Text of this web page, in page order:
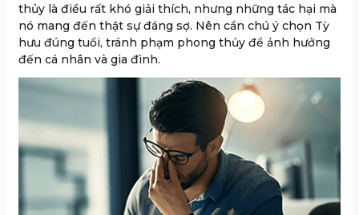
thủy là điều rất khó giải thích, nhưng những tác hại mà
nó mang đến thật sự đáng sợ. Nên cần chú ý chọn Tỳ
hưu đúng tuổi, tránh phạm phong thủy để ảnh hưởng
đến cá nhân và gia đình.